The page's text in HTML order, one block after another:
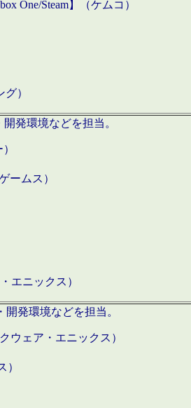
One/Steam】（ケムコ）
）
発環境などを担当。
ームス）
エニックス）
発環境などを担当。
ウェア・エニックス）
）